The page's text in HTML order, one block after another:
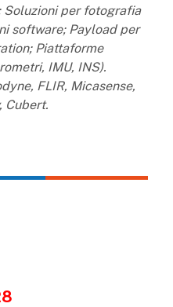
per fotografia
software; Payload per
Piattaforme
IMU, INS).
FLIR, Micasense,
Cubert.